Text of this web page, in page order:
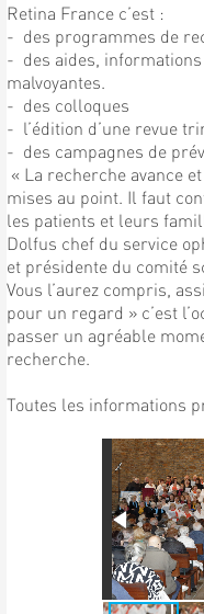
Retina France c’est :
- des
- des aides,
malvoyantes.
- des colloques
- l’édition d’une revue
- des campagnes de
« La recherche avance
mises au point. Il faut
les patients et leurs
Dolfus chef du service
et présidente du comité
Vous l’aurez compris,
pour un regard » c’est
passer un agréable
recherche.
Toutes les informations